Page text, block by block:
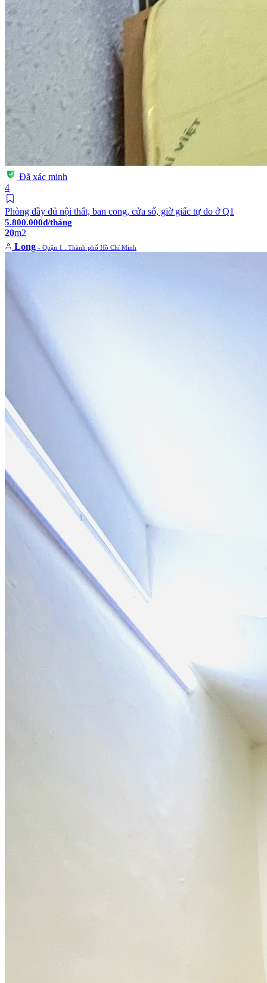
Đã xác minh
4
Phòng đầy đủ nội thất, ban cong, cửa sổ, giờ giấc tự do ở Q1
5.800.000đ/tháng
20m2
Long - Quận 1 . Thành phố Hồ Chí Minh